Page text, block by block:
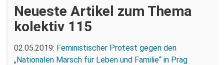
Neueste Artikel zum Thema
kolektiv 115
02.05.2019: Feministischer Protest gegen den
„Nationalen Marsch für Leben und Familie“ in Prag